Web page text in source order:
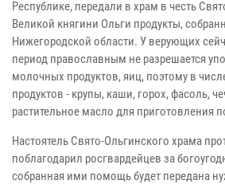
Республике, передали в храм в честь
Великой княгини Ольги продукты,
Нижегородской области. У верующих
период православным не разрешается
молочных продуктов, яиц, поэтому в
продуктов - крупы, каши, горох, фасоль,
растительное масло для приготовления
Настоятель Свято-Ольгинского храма
поблагодарил росгвардейцев за
собранная ими помощь будет передана